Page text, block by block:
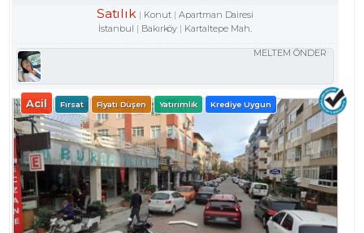
Satılık Konut
Apartman Dairesi
İstanbul
Bakırköy Kartaltepe Mah.
MELTEM ÖNDER
Acil Fırsat Fiyatı Düşen Yatırımlık Krediye Uygun